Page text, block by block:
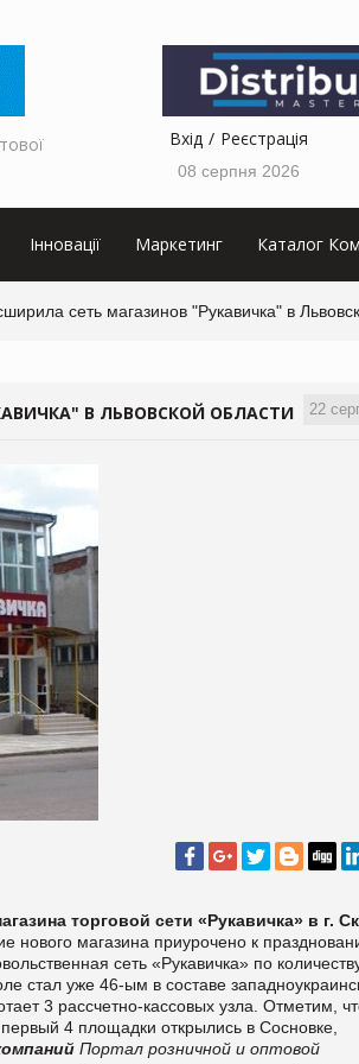
Вхід Реєстрація
08 серпня 2026
Інновації Маркетинг Каталог
сеть магазинов "Рукавичка" в
22
В ЛЬВОВСКОЙ ОБЛАСТИ
торговой сети «Рукавичка» в г.
нового магазина приурочено к
сеть «Рукавичка» по
стал уже 46-ым в составе
3 рассчетно-кассовых узла. Отметим,
4 площадки открылись в Сосновке,
Портал розничной и оптовой